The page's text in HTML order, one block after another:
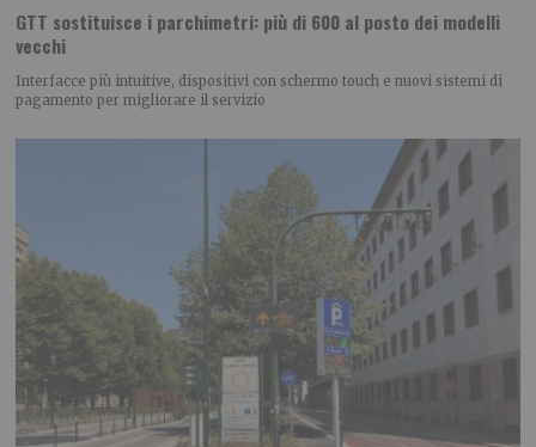
GTT sostituisce i parchimetri: più di 600 al posto dei modelli
vecchi
Interfacce più intuitive, dispositivi con schermo touch e nuovi sistemi di
pagamento per migliorare il servizio